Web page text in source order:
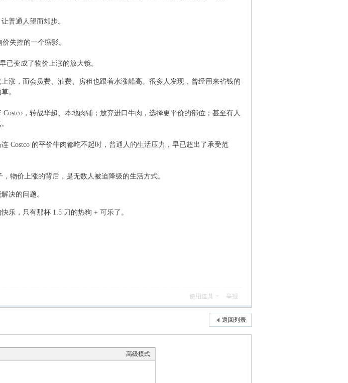
普通人望而却步。
失控的一个缩影。
已变成了物价上涨的放大镜。
涨，而会员费、油费、房租也跟着水涨船高。很多人发现，曾经用来省钱的
。
，转战华超、本地肉铺；放弃进口牛肉，选择更平价的部位；甚至有人
Costco 的平价牛肉都吃不起时，普通人的生活压力，早已超出了承受范
物价上涨的背后，是无数人被迫降级的生活方式。
决的问题。
乐，只有那杯 1.5 刀的热狗 + 可乐了。
使用道具 举报
返回列表
高级模式